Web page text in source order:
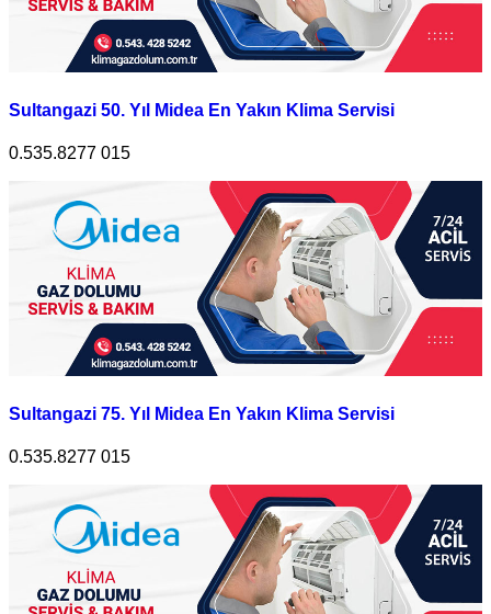
Sultangazi 50. Yıl Midea En Yakın Klima Servisi
0.535.8277 015
Sultangazi 75. Yıl Midea En Yakın Klima Servisi
0.535.8277 015